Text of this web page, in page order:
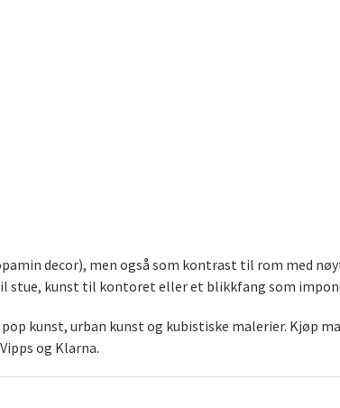
decor), men også som kontrast til rom med
stue, kunst til kontoret eller et blikkfang som
kunst, urban kunst og kubistiske malerier. Kjøp
og Klarna.